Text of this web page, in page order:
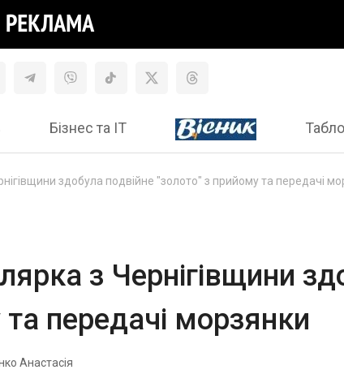
Бізнес та ІТ
здобула подвійне "золото" з прийому та передачі
з Чернігівщини
передачі морзянки
Анастасія